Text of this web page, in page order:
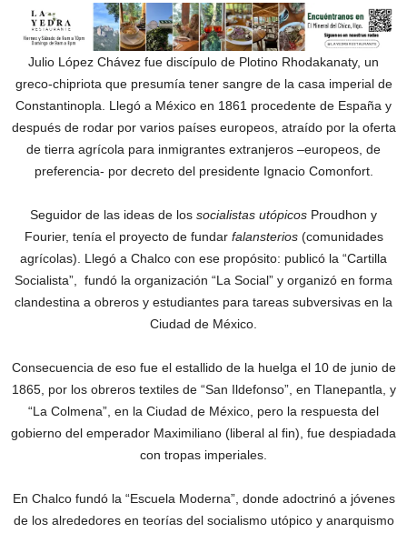
Julio López Chávez fue discípulo de Plotino Rhodakanaty, un
greco-chipriota que presumía tener sangre de la casa imperial de
Constantinopla. Llegó a México en 1861 procedente de España y
después de rodar por varios países europeos, atraído por la oferta
de tierra agrícola para inmigrantes extranjeros –europeos, de
preferencia- por decreto del presidente Ignacio Comonfort.
Seguidor de las ideas de los socialistas utópicos Proudhon y
Fourier, tenía el proyecto de fundar falansterios(comunidades
agrícolas). Llegó a Chalco con ese propósito: publicó la “Cartilla
Socialista”, fundó la organización “La Social” y organizó en forma
clandestina a obreros y estudiantes para tareas subversivas en la
Ciudad de México.
Consecuencia de eso fue el estallido de la huelga el 10 de junio de
1865, por los obreros textiles de “San Ildefonso”, en Tlanepantla, y
“La Colmena”, en la Ciudad de México, pero la respuesta del
gobierno del emperador Maximiliano (liberal al fin), fue despiadada
con tropas imperiales.
En Chalco fundó la “Escuela Moderna”, donde adoctrinó a jóvenes
de los alrededores en teorías del socialismo utópico y anarquismo